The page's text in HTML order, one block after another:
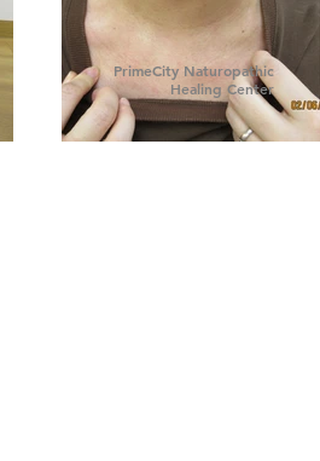
PrimeCity Naturopathic
Healing Center